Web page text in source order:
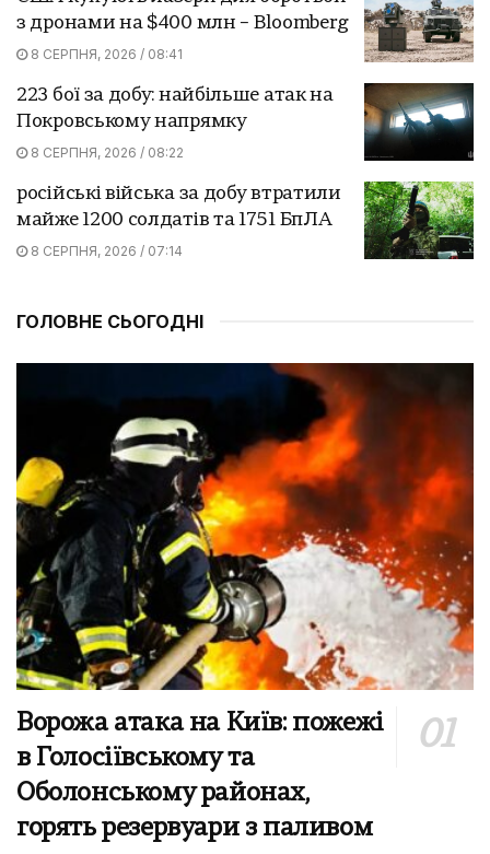
з дронами на $400 млн – Bloomberg
8 СЕРПНЯ, 2026 / 08:41
223 бої за добу: найбільше атак на
Покровському напрямку
8 СЕРПНЯ, 2026 / 08:22
російські війська за добу втратили
майже 1200 солдатів та 1751 БпЛА
8 СЕРПНЯ, 2026 / 07:14
ГОЛОВНЕ СЬОГОДНІ
Ворожа атака на Київ: пожежі
в Голосіївському та
Оболонському районах,
горять резервуари з паливом